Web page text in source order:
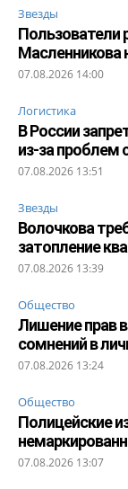
Звезды
Пользователи
Масленникова
07.08.2026 14:00
Логистика
В России
из-за проблем
07.08.2026 13:51
Звезды
Волочкова
затопление
07.08.2026 13:39
Общество
Лишение прав
сомнений в
07.08.2026 13:24
Общество
Полицейские
07.08.2026 13:07